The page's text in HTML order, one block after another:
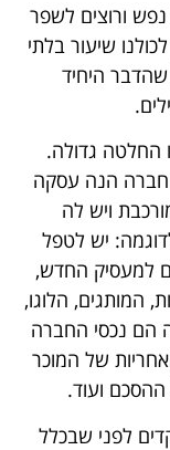
ורוצים לשפר
שיעור בלתי
שהדבר היחיד
החלטה גדולה.
הנה עסקה
ויש לה
יש לטפל
למעסיק החדש,
המותגים, הלוגו,
הם נכסי החברה
של המוכר
ועוד.
לפני שבכלל